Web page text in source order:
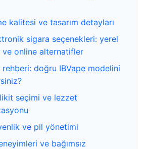
kalitesi ve tasarım detayları
sigara seçenekleri: yerel
ve online alternatifler
rehberi: doğru IBVape modelini
seçimi ve lezzet
ve pil yönetimi
ve bağımsız